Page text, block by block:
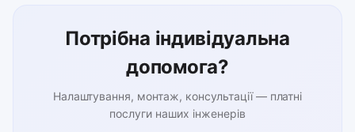
Потрібна індивідуальна
допомога?
Налаштування, монтаж, консультації — платні
послуги наших інженерів